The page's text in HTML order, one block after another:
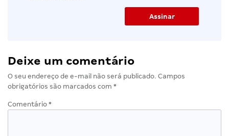
Deixe um comentário
O seu endereço de e-mail não será publicado. Campos
obrigatórios são marcados com *
Comentário *